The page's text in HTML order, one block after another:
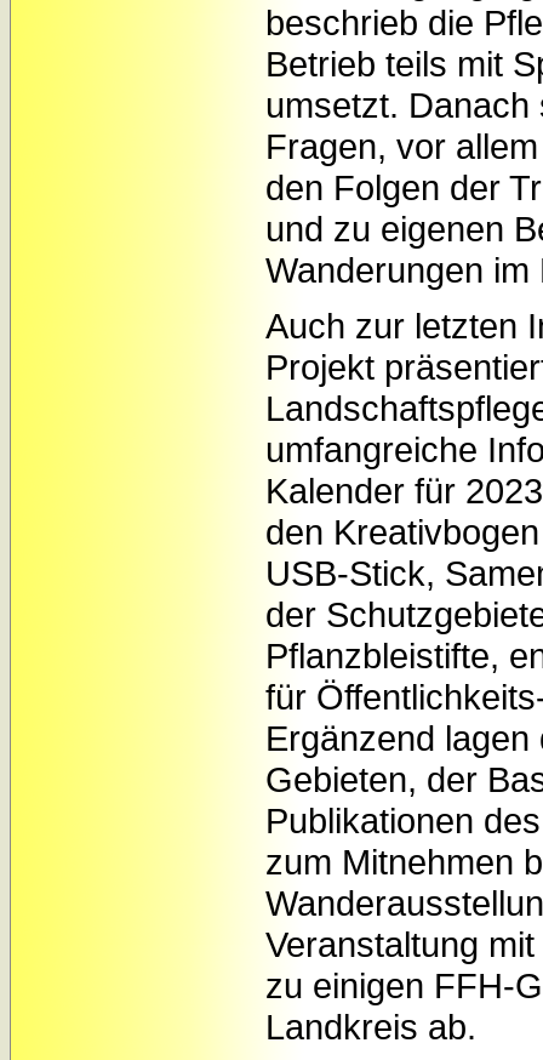
beschrieb die
Betrieb teils mit
umsetzt. Danach
Fragen, vor
den Folgen der
und zu eigenen
Wanderungen im
Auch zur letzten
Projekt
umfangreiche
Kalender für
den
USB-Stick,
der
Pflanzbleistifte,
für
Ergänzend
Gebieten, der
Publikationen
zum Mitnehmen
Veranstaltung
zu einigen FFH-
Landkreis ab.